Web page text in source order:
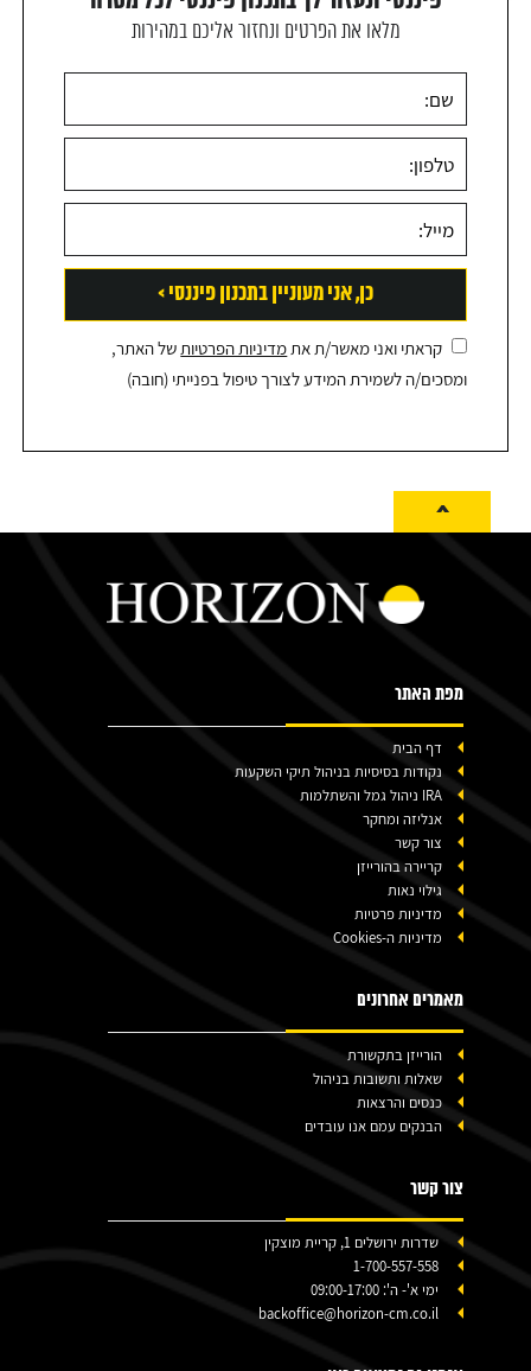
מלאו את הפרטים ונחזור אליכם במהירות
קראתי ואני מאשר/ת אתמדיניות הפרטיותשל האתר,
ומסכים/ה לשמירת המידע לצורך טיפול בפנייתי (חובה)
^
מפת האתר
דף הבית
נקודות בסיסיות בניהול תיקי השקעות
IRA ניהול גמל והשתלמות
אנליזה ומחקר
צור קשר
קריירה בהורייזן
גילוי נאות
מדיניות פרטיות
מדיניות ה-Cookies
מאמרים אחרונים
הורייזן בתקשורת
שאלות ותשובות בניהול
כנסים והרצאות
הבנקים עמם אנו עובדים
צור קשר
שדרות ירושלים 1, קריית מוצקין
1-700-557-558
ימי א'- ה': 09:00-17:00
backoffice@horizon-cm.co.il